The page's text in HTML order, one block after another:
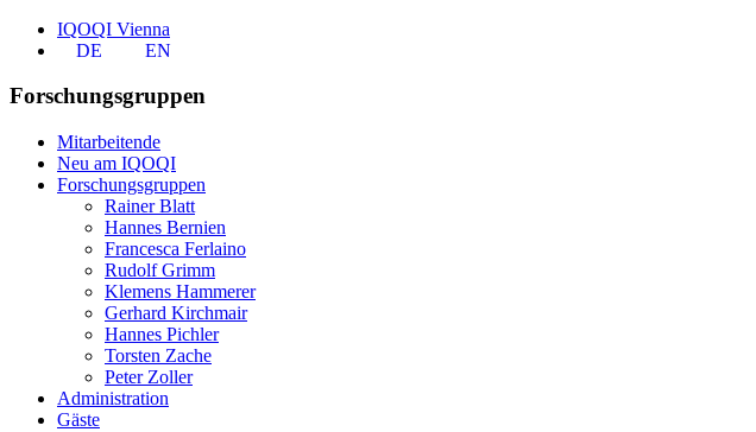
IQOQI Vienna
DE
EN
Forschungsgruppen
Mitarbeitende
Neu am IQOQI
Forschungsgruppen
Rainer Blatt
Hannes Bernien
Francesca Ferlaino
Rudolf Grimm
Klemens Hammerer
Gerhard Kirchmair
Hannes Pichler
Torsten Zache
Peter Zoller
Administration
Gäste